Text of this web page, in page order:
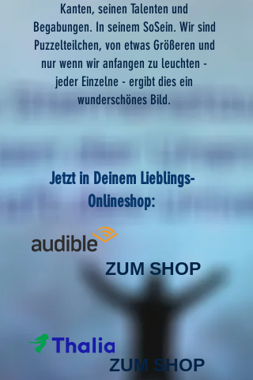
Kanten, seinen Talenten und
Begabungen. In seinem SoSein. Wir sind
Puzzelteilchen, von etwas Größeren und
nur wenn wir anfangen zu leuchten -
jeder Einzelne - ergibt dies ein
wunderschönes Bild.
Jetzt in Deinem Lieblings-
Onlineshop:
ZUM SHOP
ZUM SHOP